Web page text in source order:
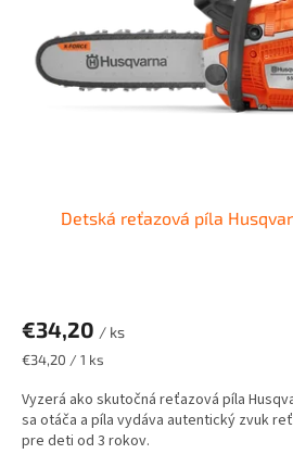
Detská reťazová píla
€34,20 / ks
Jednotková
€34,20 / 1 ks
Vyzerá ako skutočná reťazová píla
sa otáča a píla vydáva autentický zvuk
pre deti od 3 rokov.